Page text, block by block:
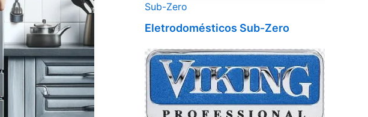
Sub-Zero
Eletrodomésticos Sub-Zero